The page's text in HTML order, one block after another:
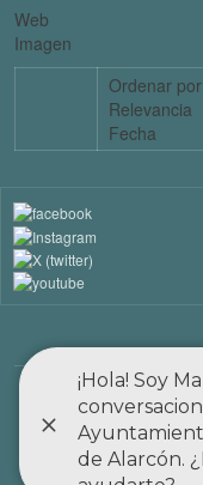
Web
Imagen
Ordenar por
Relevancia
Fecha